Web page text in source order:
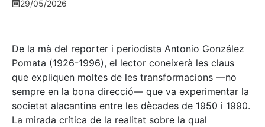
29/05/2026
De la mà del reporter i periodista Antonio González
Pomata (1926-1996), el lector coneixerà les claus
que expliquen moltes de les transformacions —no
sempre en la bona direcció— que va experimentar la
societat alacantina entre les dècades de 1950 i 1990.
La mirada crítica de la realitat sobre la qual